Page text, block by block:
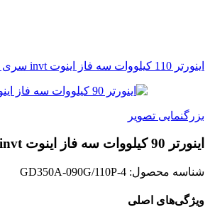
اينورتر 110 کیلووات سه فاز اینوت invt سری GD350A
بزرگنمایی تصویر
اينورتر 90 کیلووات سه فاز اینوت invt سری GD350A
شناسه محصول: GD350A-090G/110P-4
ویژگی‌های اصلی